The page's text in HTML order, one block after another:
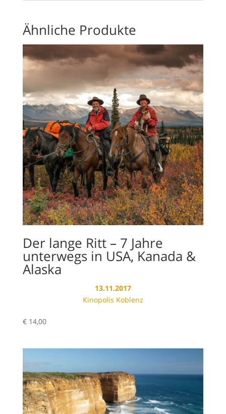
Ähnliche Produkte
Der lange Ritt – 7 Jahre
unterwegs in USA, Kanada &
Alaska
13.11.2017
Kinopolis Koblenz
€14,00